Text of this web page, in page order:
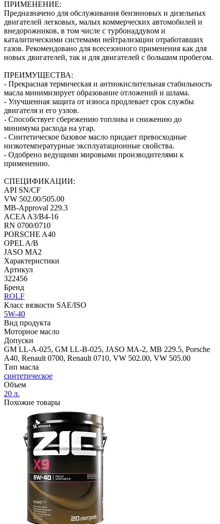
ПРИМЕНЕНИЕ:
Предназначено для обслуживания бензиновых и дизельных
двигателей легковых, малых коммерческих автомобилей и
внедорожников, в том числе с турбонаддувом и
каталитическими системами нейтрализации отработавших
газов. Рекомендовано для всесезонного применения как для
новых двигателей, так и для двигателей с большим пробегом.
ПРЕИМУЩЕСТВА:
- Прекрасная термическая и антиокислительная стабильность
масла минимизирует образование отложений и шлама.
- Улучшенная защита от износа продлевает срок службы
двигателя и его узлов.
- Способствует сбережению топлива и снижению до
минимума расхода на угар.
- Синтетическое базовое масло придает превосходные
низкотемпературные эксплуатационные свойства.
- Одобрено ведущими мировыми производителями к
применению.
СПЕЦИФИКАЦИИ:
API SN/CF
VW 502.00/505.00
МВ-Approval 229.3
ACEA A3/B4-16
RN 0700/0710
PORSCHE A40
OPEL A/B
JASO MA2
Характеристики
Артикул
322456
Бренд
ROLF
Класс вязкости SAE/ISO
5W-40
Вид продукта
Моторное масло
Допуски
GM LL-A-025, GM LL-B-025, JASO MA-2, MB 229.5, Porsche
A40, Renault 0700, Renault 0710, VW 502.00, VW 505.00
Тип масла
синтетическое
Объем
20 л.
Похожие товары